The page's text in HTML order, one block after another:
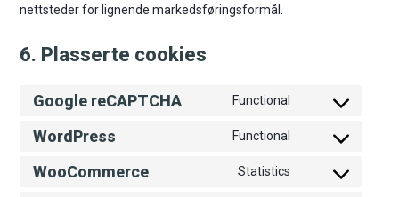
nettsteder for lignende markedsføringsformål.
6. Plasserte cookies
Google reCAPTCHA Functional
Consent
service
recaptcha
WordPress Functional
Consent
service
WooCommerce Statistics
Consent